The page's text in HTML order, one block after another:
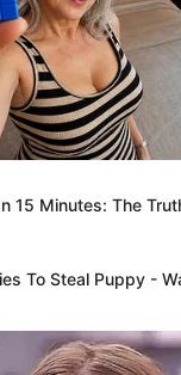
15 Minutes: The
To Steal Puppy -